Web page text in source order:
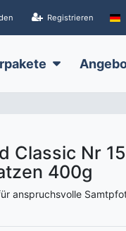
Registrieren
Classic Nr
400g
anspruchsvolle